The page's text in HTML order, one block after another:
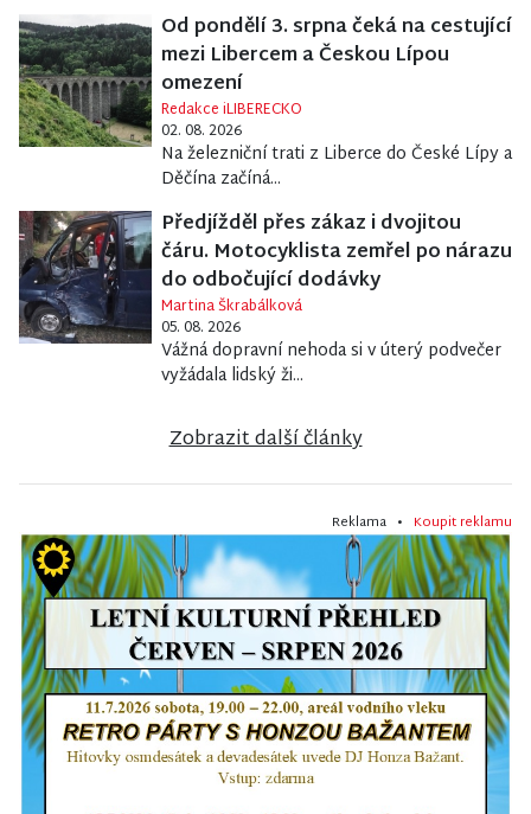
Od pondělí 3. srpna čeká na cestující
mezi Libercem a Českou Lípou
omezení
Redakce iLIBERECKO
02. 08. 2026
Na železniční trati z Liberce do České Lípy a
Děčína začíná...
Předjížděl přes zákaz i dvojitou
čáru. Motocyklista zemřel po nárazu
do odbočující dodávky
Martina Škrabálková
05. 08. 2026
Vážná dopravní nehoda si v úterý podvečer
vyžádala lidský ži...
Zobrazit další články
Reklama • Koupit reklamu